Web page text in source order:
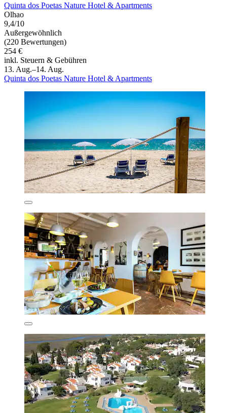
Quinta dos Poetas Nature Hotel & Apartments
Olhao
9,4/10
Außergewöhnlich
(220 Bewertungen)
254 €
inkl. Steuern & Gebühren
13. Aug.–14. Aug.
Quinta dos Poetas Nature Hotel & Apartments